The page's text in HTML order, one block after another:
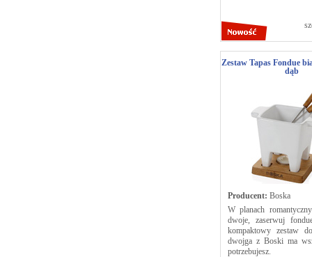
Zestaw Tapas Fondue
dąb
Producent: Boska
W planach
dwoje, zaserwuj
kompaktowy zestaw
dwojga z Boski ma
potrzebujesz.